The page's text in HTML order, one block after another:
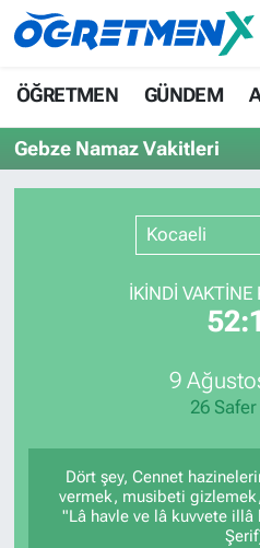
ÖĞRETMEN GÜNDEM
Gebze Namaz Vakitleri
Kocaeli
İKINDI VAKTİNE
9
26
Dört şey, Cennet
vermek, musibeti
"Lâ havle ve lâ kuvvete
ÖĞRETMEN
GÜNDEM
ATAMA - TAYİN
SINAVLAR
HAYATIN İÇİNDEN
İstanbul Nöbetçi
İstanbul Hava Durumu
İstanbul Namaz
İstanbul Trafik
Süper Lig Puan
Son Dakika Haberleri
Haber Arşivi